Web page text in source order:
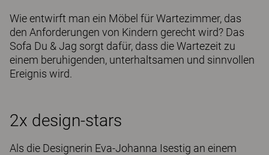
Wie entwirft man ein Möbel für Wartezimmer, das
den Anforderungen von Kindern gerecht wird? Das
Sofa Du & Jag sorgt dafür, dass die Wartezeit zu
einem beruhigenden, unterhaltsamen und sinnvollen
Ereignis wird.
2x design-stars
Als die Designerin Eva-Johanna Isestig an einem